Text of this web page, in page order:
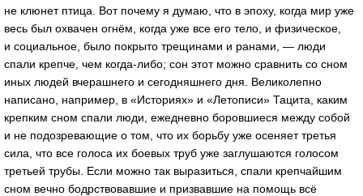
не клюнет птица. Вот почему я думаю, что в эпоху, когда мир уже
весь был охвачен огнём, когда уже все его тело, и физическое,
и социальное, было покрыто трещинами и ранами, — люди
спали крепче, чем когда-либо; сон этот можно сравнить со сном
иных людей вчерашнего и сегодняшнего дня. Великолепно
написано, например, в «Историях» и «Летописи» Тацита, каким
крепким сном спали люди, ежедневно боровшиеся между собой
и не подозревающие о том, что их борьбу уже осеняет третья
сила, что все голоса их боевых труб уже заглушаются голосом
третьей трубы. Если можно так выразиться, спали крепчайшим
сном вечно бодрствовавшие и призвавшие на помощь всё